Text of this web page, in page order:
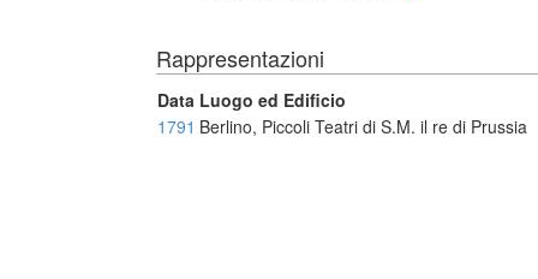
Rappresentazioni
Data Luogo ed Edificio
1791 Berlino, Piccoli Teatri di S.M. il re di Prussia